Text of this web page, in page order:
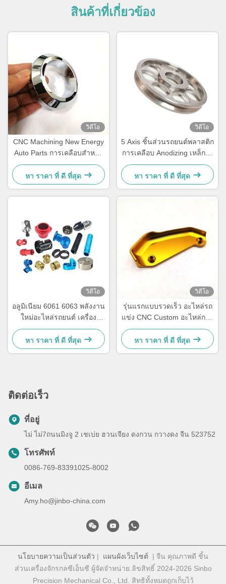
สินค้าที่เกี่ยวข้อง
วิดีโอ
CNC Machining New Energy
Auto Parts การเคลือบสําหรับ
ระบบแขวนรถยนต์
หา ราคา ที่ ดี ที่สุด
วิดีโอ
5 Axis ชิ้นส่วนรถยนต์พลาสติก
การเคลือบ Anodizing เหล็กไร้
ขัด CNC ชิ้นส่วนการแปรรูป
โลหะ
หา ราคา ที่ ดี ที่สุด
วิดีโอ
อลูมิเนียม 6061 6063 พลังงาน
ใหม่อะไหล่รถยนต์ เครื่อง
แปรรูป CNC
หา ราคา ที่ ดี ที่สุด
วิดีโอ
รุ่นแรกแบบรวดเร็ว อะไหล่รถ
แข่ง CNC Custom อะไหล่การ
แปรรูป CNC ISO9001
หา ราคา ที่ ดี ที่สุด
ติดต่อเร็ว
ที่อยู่
ไม่ ไม่7ถนนมิงจู 2 เชเบ่ย ฮวนเจียง ดงกวน กวางดง จีน 523752
โทรศัพท์
0086-769-83391025-8002
อีเมล
Amy.ho@jinbo-china.com
นโยบายความเป็นส่วนตัว | แผนผังเว็บไซต์ | จีน คุณภาพดี ชิ้น
ส่วนเครื่องจักรกลซีเอ็นซี ผู้จัดจําหน่าย.ลิขสิทธิ์ 2024-2026 Sinbo
Precision Mechanical Co., Ltd. สิทธิทั้งหมดถูกเก็บไว้